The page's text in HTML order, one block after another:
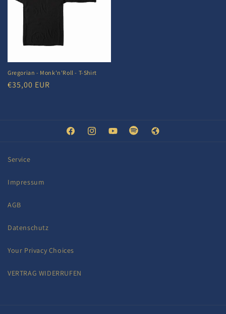
Gregorian - Monk'n'Roll - T-Shirt
Normaler
€35,00 EUR
FacebookInstagramYouTubeSpotify Web
Service
Impressum
AGB
Datenschutz
Your Privacy Choices
VERTRAG WIDERRUFEN